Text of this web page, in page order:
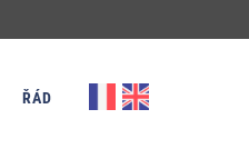
ŘÁD